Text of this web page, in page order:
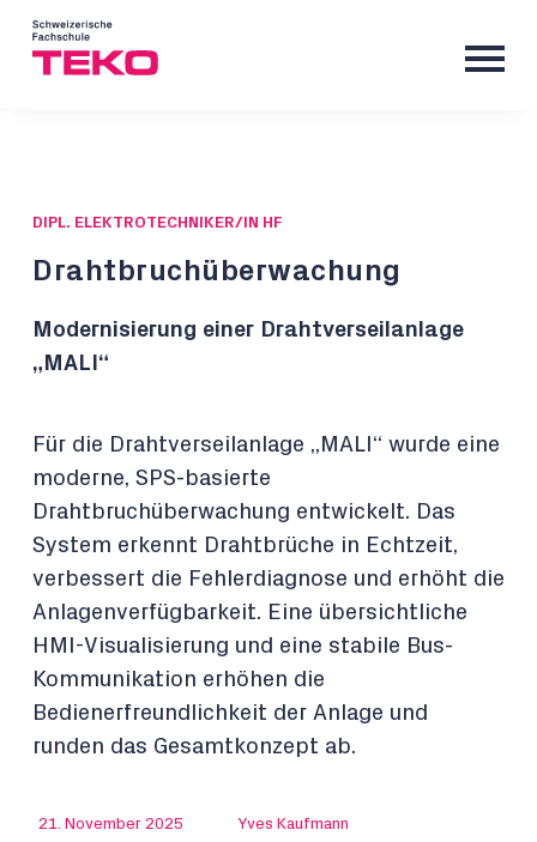
DIPL. ELEKTROTECHNIKER/IN HF
Drahtbruchüberwachung
Modernisierung einer Drahtverseilanlage
„MALI“
Für die Drahtverseilanlage „MALI“ wurde eine
moderne, SPS-basierte
Drahtbruchüberwachung entwickelt. Das
System erkennt Drahtbrüche in Echtzeit,
verbessert die Fehlerdiagnose und erhöht die
Anlagenverfügbarkeit. Eine übersichtliche
HMI-Visualisierung und eine stabile Bus-
Kommunikation erhöhen die
Bedienerfreundlichkeit der Anlage und
runden das Gesamtkonzept ab.
21. November 2025 Yves Kaufmann